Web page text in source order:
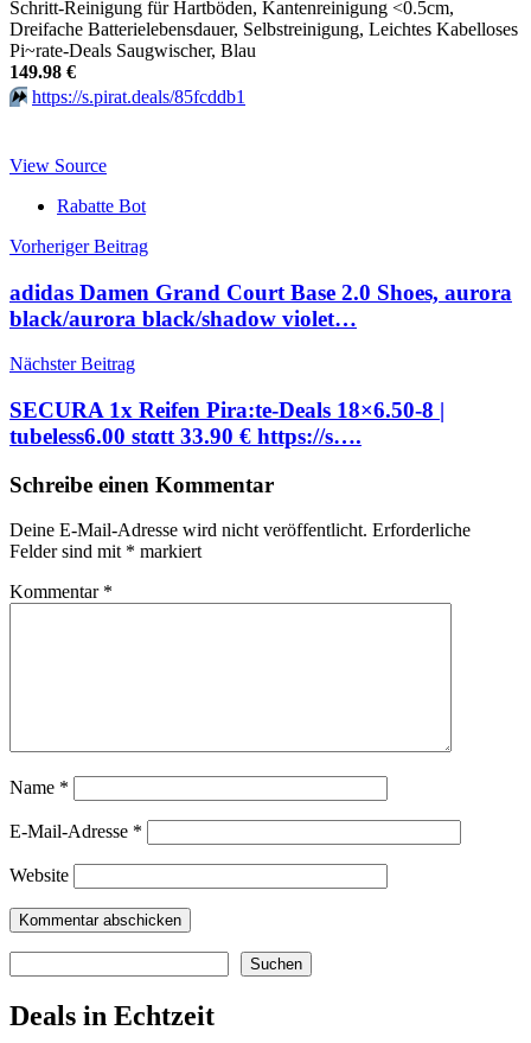
Schritt-Reinigung für Hartböden, Kantenreinigung <0.5cm,
Dreifache Batterielebensdauer, Selbstreinigung, Leichtes Kabelloses
Pi~rate-Deals Saugwischer, Blau
149.98 €
⏩️ https://s.pirat.deals/85fcddb1
View Source
Rabatte Bot
Beitragsnavigation
Vorheriger Beitrag
adidas Damen Grand Court Base 2.0 Shoes, aurora
black/aurora black/shadow violet…
Nächster Beitrag
SECURA 1x Reifen Pira:te-Deals 18×6.50-8 |
tubeless6.00 stαtt 33.90 € https://s….
Schreibe einen Kommentar
Deine E-Mail-Adresse wird nicht veröffentlicht. Erforderliche
Felder sind mit * markiert
Kommentar *
Name *
E-Mail-Adresse *
Website
Suchen
Deals in Echtzeit